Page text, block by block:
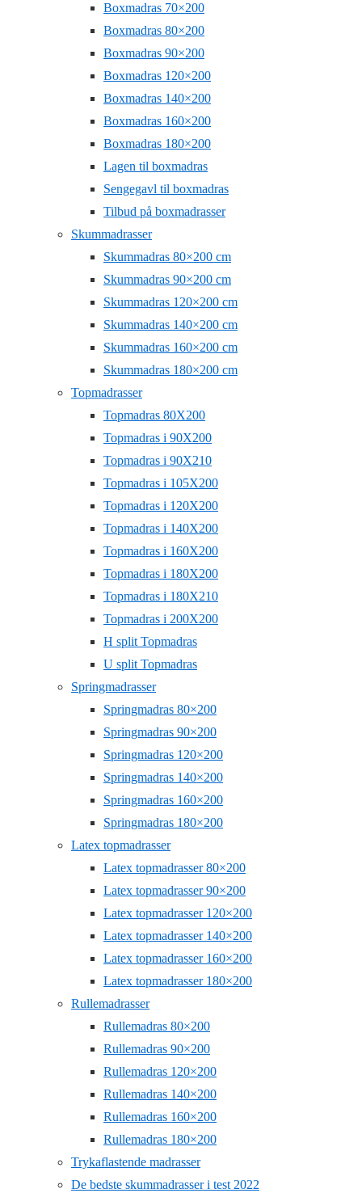
Boxmadras 70×200
Boxmadras 80×200
Boxmadras 90×200
Boxmadras 120×200
Boxmadras 140×200
Boxmadras 160×200
Boxmadras 180×200
Lagen til boxmadras
Sengegavl til boxmadras
Tilbud på boxmadrasser
Skummadrasser
Skummadras 80×200 cm
Skummadras 90×200 cm
Skummadras 120×200 cm
Skummadras 140×200 cm
Skummadras 160×200 cm
Skummadras 180×200 cm
Topmadrasser
Topmadras 80X200
Topmadras i 90X200
Topmadras i 90X210
Topmadras i 105X200
Topmadras i 120X200
Topmadras i 140X200
Topmadras i 160X200
Topmadras i 180X200
Topmadras i 180X210
Topmadras i 200X200
H split Topmadras
U split Topmadras
Springmadrasser
Springmadras 80×200
Springmadras 90×200
Springmadras 120×200
Springmadras 140×200
Springmadras 160×200
Springmadras 180×200
Latex topmadrasser
Latex topmadrasser 80×200
Latex topmadrasser 90×200
Latex topmadrasser 120×200
Latex topmadrasser 140×200
Latex topmadrasser 160×200
Latex topmadrasser 180×200
Rullemadrasser
Rullemadras 80×200
Rullemadras 90×200
Rullemadras 120×200
Rullemadras 140×200
Rullemadras 160×200
Rullemadras 180×200
Trykaflastende madrasser
De bedste skummadrasser i test 2022